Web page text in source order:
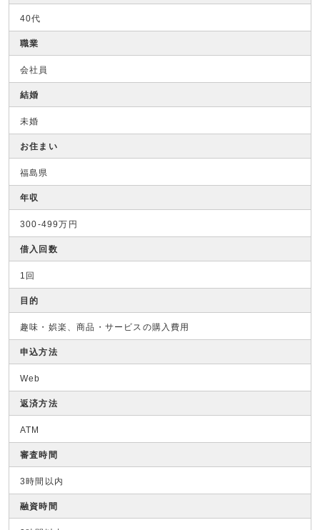
40代
職業
会社員
結婚
未婚
お住まい
福島県
年収
300-499万円
借入回数
1回
目的
趣味・娯楽、商品・サービスの購入費用
申込方法
Web
返済方法
ATM
審査時間
3時間以内
融資時間